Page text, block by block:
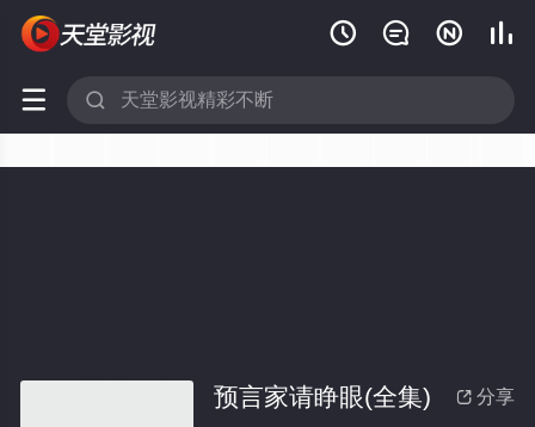
   
 
 分享
预言家请睁眼(全集)